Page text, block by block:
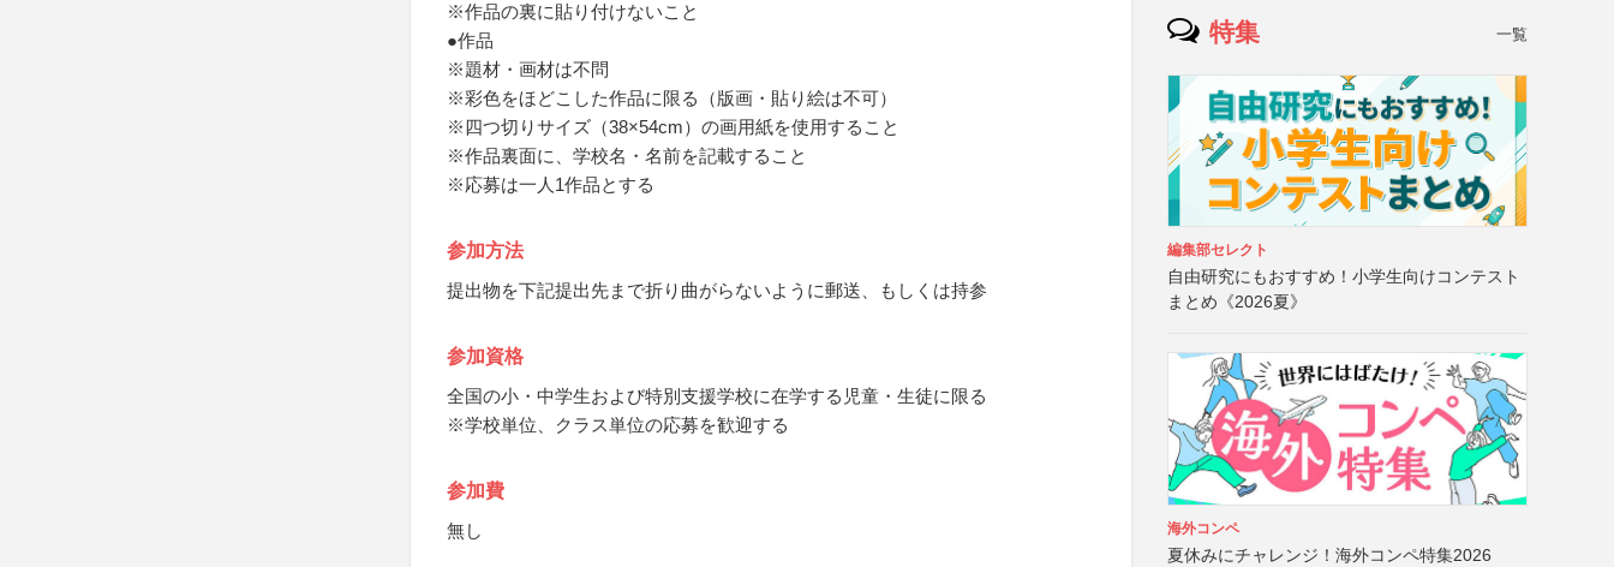
※作品の裏に貼り付けないこと
●作品
※題材・画材は不問
※彩色をほどこした作品に限る（版画・貼り絵は不可）
※四つ切りサイズ（38×54cm）の画用紙を使用すること
※作品裏面に、学校名・名前を記載すること
※応募は一人1作品とする
参加方法
提出物を下記提出先まで折り曲がらないように郵送、もしくは持参
参加資格
全国の小・中学生および特別支援学校に在学する児童・生徒に限る
※学校単位、クラス単位の応募を歓迎する
参加費
無し
特集 一覧
編集部セレクト
自由研究にもおすすめ！小学生向けコンテスト
まとめ《2026夏》
海外コンペ
夏休みにチャレンジ！海外コンペ特集2026